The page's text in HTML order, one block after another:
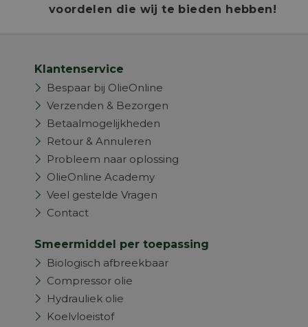
voordelen die wij te bieden hebben!
Klantenservice
Bespaar bij OlieOnline
Verzenden & Bezorgen
Betaalmogelijkheden
Retour & Annuleren
Probleem naar oplossing
OlieOnline Academy
Veel gestelde Vragen
Contact
Smeermiddel per toepassing
Biologisch afbreekbaar
Compressor olie
Hydrauliek olie
Koelvloeistof